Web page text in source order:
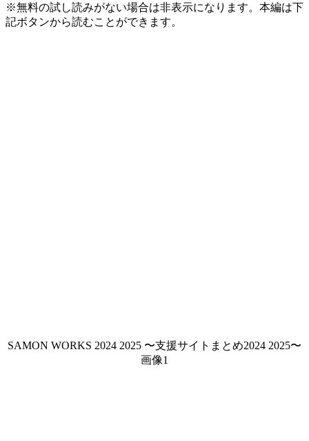
※無料の試し読みがない場合は非表示になります。本編は下
記ボタンから読むことができます。
SAMON WORKS 2024 2025 〜支援サイトまとめ2024 2025〜
画像1